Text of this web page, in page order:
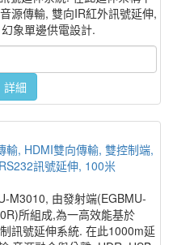
源傳輸, 雙向IR紅外訊號延伸,
象單邊供電設計.
詳細
輸, HDMI雙向傳輸, 雙控制端,
訊號延伸, 100米
M3010, 由發射端(EGBMU-
所組成,為一高效能基於
訊號延伸系統. 在此1000m延